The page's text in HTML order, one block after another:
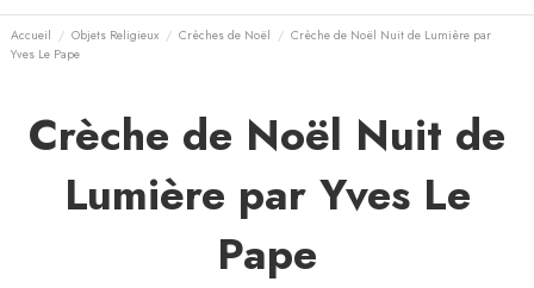
Commandez avant 14H, expédition le jour même !
Accueil Objets Religieux Crèches de Noël
Crèche de Noël Nuit de Lumière par
Yves Le Pape
Crèche de Noël Nuit de
Lumière par Yves Le
Pape